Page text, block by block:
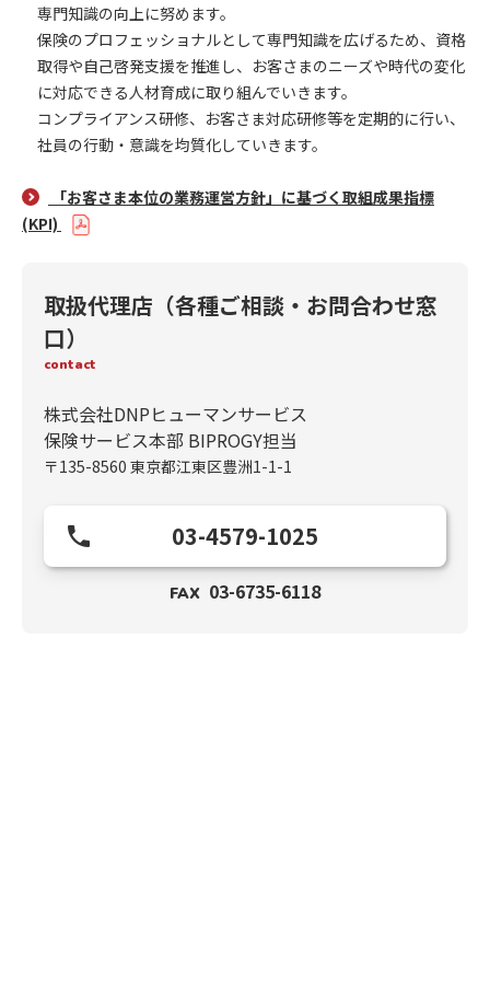
専門知識の向上に努めます。
保険のプロフェッショナルとして専門知識を広げるため、資格
取得や自己啓発支援を推進し、お客さまのニーズや時代の変化
に対応できる人材育成に取り組んでいきます。
コンプライアンス研修、お客さま対応研修等を定期的に行い、
社員の行動・意識を均質化していきます。
「お客さま本位の業務運営方針」に基づく取組成果指標
(KPI)
取扱代理店（各種ご相談・お問合わせ窓
口）
contact
株式会社DNPヒューマンサービス
保険サービス本部 BIPROGY担当
〒135-8560 東京都江東区豊洲1-1-1
03-4579-1025
FAX 03-6735-6118